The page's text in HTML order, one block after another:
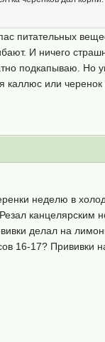
питательных
И ничего
подкапываю. Но
или черенок
неделю в
канцелярским
делал на
16-17? Прививки